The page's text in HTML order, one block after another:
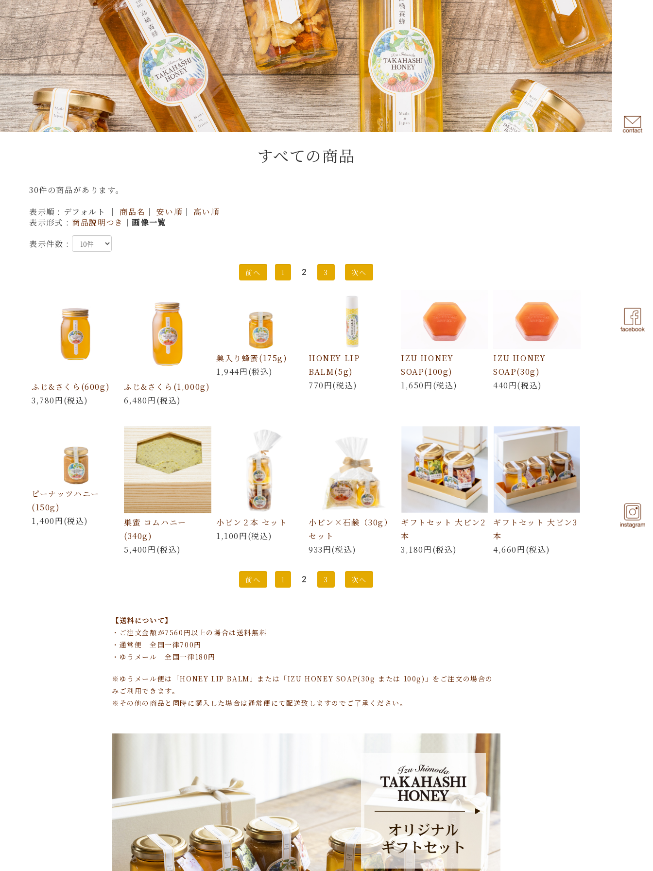
すべての商品
30件の商品があります。
表示順 : デフォルト ｜ 商品名 ｜安い順 ｜ 高い順
表示形式 : 商品説明つき ｜画像一覧
表示件数 :
前へ 1 2 3 次へ
ふじ&さくら(600g)
3,780円(税込)
ふじ&さくら(1,000g)
6,480円(税込)
巣入り蜂蜜(175g)
1,944円(税込)
HONEY LIP
BALM(5g)
770円(税込)
IZU HONEY
SOAP(100g)
1,650円(税込)
IZU HONEY
SOAP(30g)
440円(税込)
ピーナッツハニー
(150g)
1,400円(税込)
巣蜜 コムハニー
(340g)
5,400円(税込)
小ビン２本 セット
1,100円(税込)
小ビン×石鹸（30g）
セット
933円(税込)
ギフトセット 大ビン2
本
3,180円(税込)
ギフトセット 大ビン3
本
4,660円(税込)
前へ 1 2 3 次へ
【送料について】
・ご注文金額が7560円以上の場合は送料無料
・通常便 全国一律700円
・ゆうメール 全国一律180円
※ゆうメール便は「HONEY LIP BALM」または「IZU HONEY SOAP(30g または 100g)」をご注文の場合の
みご利用できます。
※その他の商品と同時に購入した場合は通常便にて配送致しますのでご了承ください。